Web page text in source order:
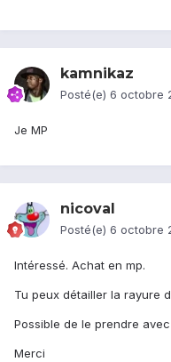
kamnikaz
Posté(e) 6 octobre
Je MP
nicoval
Posté(e) 6 octobre
Intéressé. Achat en mp.
Tu peux détailler la rayure
Possible de le prendre
Merci